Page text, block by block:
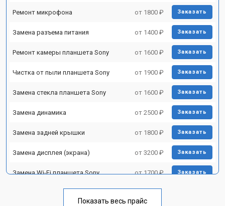
Ремонт микрофона от 1800 ₽ Заказать
Замена разъема питания от 1400 ₽ Заказать
Ремонт камеры планшета Sony от 1600 ₽ Заказать
Чистка от пыли планшета Sony от 1900 ₽ Заказать
Замена стекла планшета Sony от 1600 ₽ Заказать
Замена динамика от 2500 ₽ Заказать
Замена задней крышки от 1800 ₽ Заказать
Замена дисплея (экрана) от 3200 ₽ Заказать
Замена Wi-Fi планшета Sony от 1700 ₽ Заказать
Показать весь прайс